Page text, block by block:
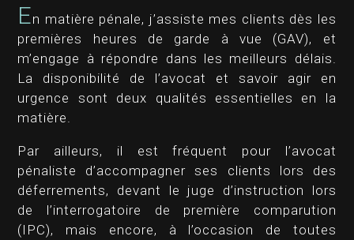
En matière pénale, j’assiste mes clients dès les
premières heures de garde à vue (GAV), et
m’engage à répondre dans les meilleurs délais.
La disponibilité de l’avocat et savoir agir en
urgence sont deux qualités essentielles en la
matière.
Par ailleurs, il est fréquent pour l’avocat
pénaliste d’accompagner ses clients lors des
déferrements, devant le juge d’instruction lors
de l’interrogatoire de première comparution
(IPC), mais encore, à l’occasion de toutes